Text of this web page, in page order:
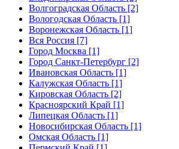
Волгоградская Область [2]
Вологодская Область [1]
Воронежская Область [1]
Вся Россия [7]
Город Москва [1]
Город Санкт-Петербург [2]
Ивановская Область [1]
Калужская Область [1]
Кировская Область [2]
Красноярский Край [1]
Липецкая Область [1]
Новосибирская Область [1]
Омская Область [1]